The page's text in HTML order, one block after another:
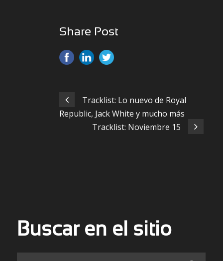
Share Post
Tracklist: Lo nuevo de Royal
Republic, Jack White y mucho más
Tracklist: Noviembre 15
Buscar en el sitio